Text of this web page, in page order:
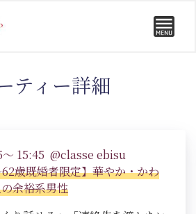
ティー詳細
15:45 @classe ebisu
歳既婚者限定】華やか・かわ
余裕系男性